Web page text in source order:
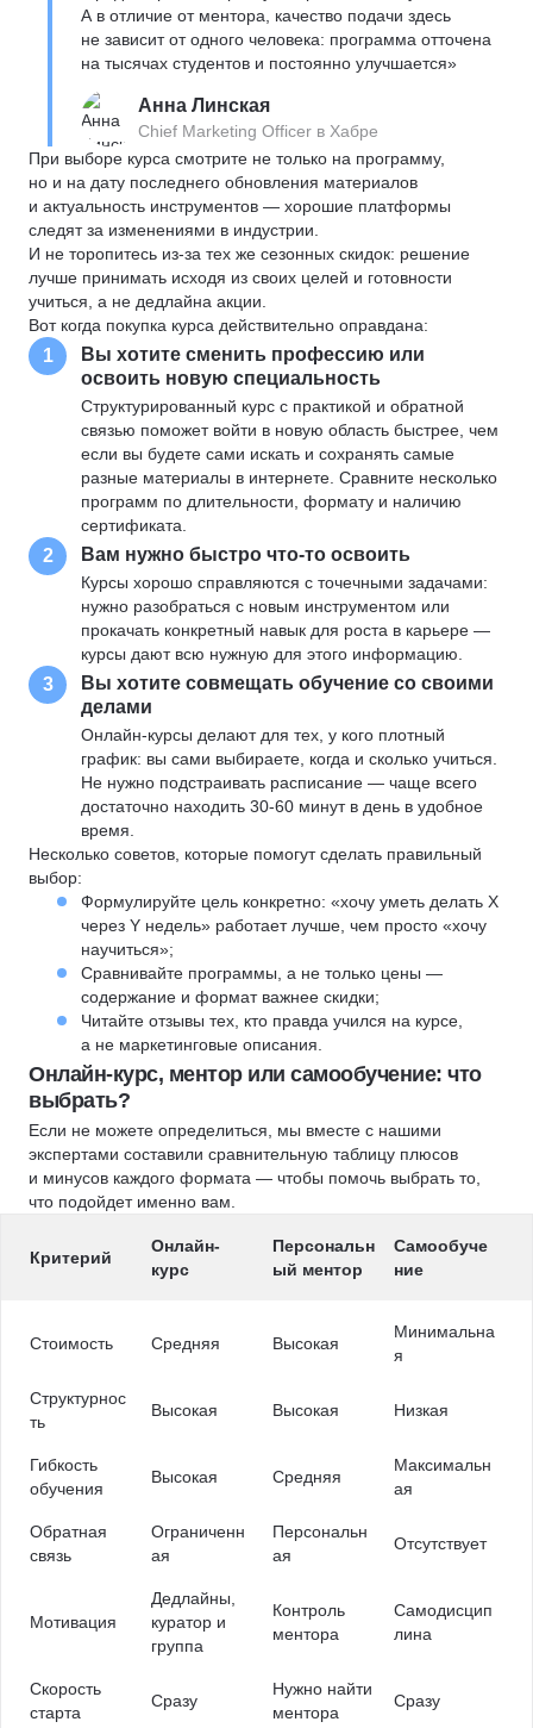
А в отличие от ментора, качество подачи здесь
не зависит от одного человека: программа отточена
на тысячах студентов и постоянно улучшается»
Анна Линская
Chief Marketing Officer в Хабре
При выборе курса смотрите не только на программу,
но и на дату последнего обновления материалов
и актуальность инструментов — хорошие платформы
следят за изменениями в индустрии.
И не торопитесь из-за тех же сезонных скидок: решение
лучше принимать исходя из своих целей и готовности
учиться, а не дедлайна акции.
Вот когда покупка курса действительно оправдана:
1
Вы хотите сменить профессию или
освоить новую специальность
Структурированный курс с практикой и обратной
связью поможет войти в новую область быстрее, чем
если вы будете сами искать и сохранять самые
разные материалы в интернете. Сравните несколько
программ по длительности, формату и наличию
сертификата.
2 Вам нужно быстро что-то освоить
Курсы хорошо справляются с точечными задачами:
нужно разобраться с новым инструментом или
прокачать конкретный навык для роста в карьере —
курсы дают всю нужную для этого информацию.
3
Вы хотите совмещать обучение со своими
делами
Онлайн-курсы делают для тех, у кого плотный
график: вы сами выбираете, когда и сколько учиться.
Не нужно подстраивать расписание — чаще всего
достаточно находить 30-60 минут в день в удобное
время.
Несколько советов, которые помогут сделать правильный
выбор:
Формулируйте цель конкретно: «хочу уметь делать X
через Y недель» работает лучше, чем просто «хочу
научиться»;
Сравнивайте программы, а не только цены —
содержание и формат важнее скидки;
Читайте отзывы тех, кто правда учился на курсе,
а не маркетинговые описания.
Онлайн-курс, ментор или самообучение: что
выбрать?
Если не можете определиться, мы вместе с нашими
экспертами составили сравнительную таблицу плюсов
и минусов каждого формата — чтобы помочь выбрать то,
что подойдет именно вам.
Критерий
Онлайн-
курс
Персональн
ый ментор
Самообуче
ние
Стоимость Средняя Высокая
Минимальна
я
Структурнос
ть
Высокая Высокая Низкая
Гибкость
обучения
Высокая Средняя
Максимальн
ая
Обратная
связь
Ограниченн
ая
Персональн
ая
Отсутствует
Мотивация
Дедлайны,
куратор и
группа
Контроль
ментора
Самодисцип
лина
Скорость
старта
Сразу
Нужно найти
ментора
Сразу